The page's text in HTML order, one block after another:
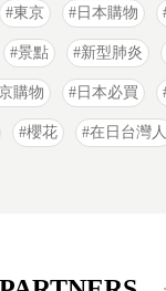
東京 日本購物
景點 新型肺炎
購物 日本必買
櫻花 在日台灣人